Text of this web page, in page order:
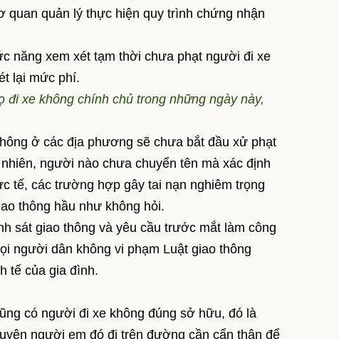
quan quản lý thực hiện quy trình chứng nhận
năng xem xét tạm thời chưa phạt người đi xe
lại mức phí.
xe không chính chủ trong những ngày này,
ở các địa phương sẽ chưa bắt đầu xử phạt
người nào chưa chuyển tên mà xác định
tế, các trường hợp gây tai nạn nghiêm trọng
thông hầu như không hỏi.
sát giao thông và yêu cầu trước mắt làm công
người dân không vi phạm Luật giao thông
tế của gia đình.
có người đi xe không đúng sở hữu, đó là
người em đó đi trên đường cần cẩn thận để